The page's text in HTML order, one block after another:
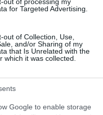
for Targeted Advertising.
out of Collection, Use,
and/or Sharing of my
that Is Unrelated with the
which it was collected.
Google to enable storage